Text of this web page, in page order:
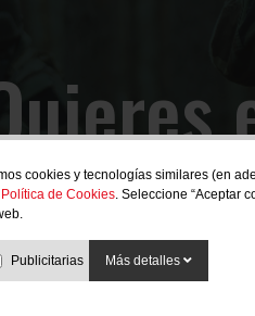
cookies y tecnologías similares (en
Política de Cookies. Seleccione “Aceptar
Publicitarias Más detalles